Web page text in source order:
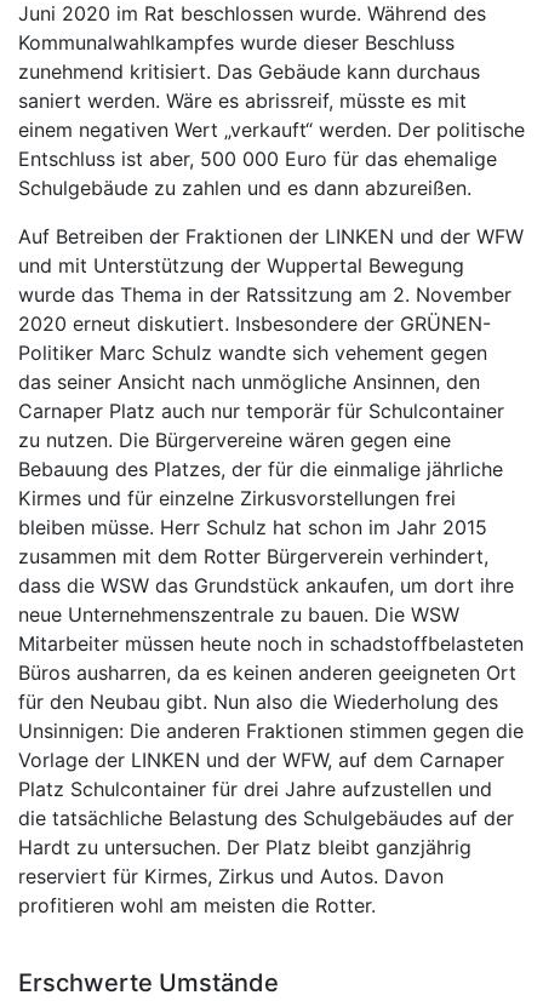
Juni 2020 im Rat beschlossen wurde. Während des
Kommunalwahlkampfes wurde dieser Beschluss
zunehmend kritisiert. Das Gebäude kann durchaus
saniert werden. Wäre es abrissreif, müsste es mit
einem negativen Wert „verkauft“ werden. Der politische
Entschluss ist aber, 500 000 Euro für das ehemalige
Schulgebäude zu zahlen und es dann abzureißen.
Auf Betreiben der Fraktionen der LINKEN und der WFW
und mit Unterstützung der Wuppertal Bewegung
wurde das Thema in der Ratssitzung am 2. November
2020 erneut diskutiert. Insbesondere der GRÜNEN-
Politiker Marc Schulz wandte sich vehement gegen
das seiner Ansicht nach unmögliche Ansinnen, den
Carnaper Platz auch nur temporär für Schulcontainer
zu nutzen. Die Bürgervereine wären gegen eine
Bebauung des Platzes, der für die einmalige jährliche
Kirmes und für einzelne Zirkusvorstellungen frei
bleiben müsse. Herr Schulz hat schon im Jahr 2015
zusammen mit dem Rotter Bürgerverein verhindert,
dass die WSW das Grundstück ankaufen, um dort ihre
neue Unternehmenszentrale zu bauen. Die WSW
Mitarbeiter müssen heute noch in schadstoffbelasteten
Büros ausharren, da es keinen anderen geeigneten Ort
für den Neubau gibt. Nun also die Wiederholung des
Unsinnigen: Die anderen Fraktionen stimmen gegen die
Vorlage der LINKEN und der WFW, auf dem Carnaper
Platz Schulcontainer für drei Jahre aufzustellen und
die tatsächliche Belastung des Schulgebäudes auf der
Hardt zu untersuchen. Der Platz bleibt ganzjährig
reserviert für Kirmes, Zirkus und Autos. Davon
profitieren wohl am meisten die Rotter.
Erschwerte Umstände